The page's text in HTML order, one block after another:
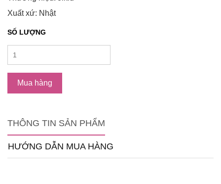
Xuất xứ: Nhật
SỐ LƯỢNG
Mua hàng
THÔNG TIN SẢN PHẨM
HƯỚNG DẪN MUA HÀNG